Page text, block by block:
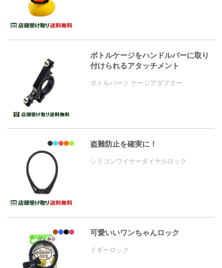
ボトルケージをハンドルバーに取り
付けられるアタッチメント
ボトルパーツ ケージアダプター
盗難防止を確実に！
シリコンワイヤーダイヤルロック
可愛いいワンちゃんロック
ドギーロック